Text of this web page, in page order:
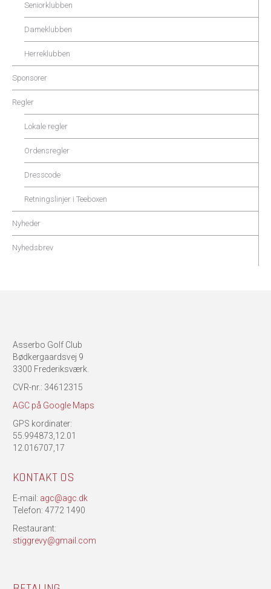
Seniorklubben
Dameklubben
Herreklubben
Sponsorer
Regler
Lokale regler
Ordensregler
Dresscode
Retningslinjer i Teeboxen
Nyheder
Nyhedsbrev
Asserbo Golf Club
Bødkergaardsvej 9
3300 Frederiksværk.
CVR-nr.: 34612315
AGC på Google Maps
GPS kordinater:
55.994873,12.01
12.016707,17
KONTAKT OS
E-mail: agc@agc.dk
Telefon: 4772 1490
Restaurant:
stiggrevy@gmail.com